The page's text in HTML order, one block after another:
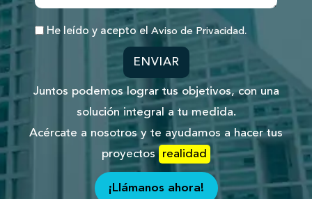
He leído y acepto el Aviso de Privacidad.
ENVIAR
Juntos podemos lograr tus objetivos, con una
solución integral a tu medida.
Acércate a nosotros y te ayudamos a hacer tus
proyectos realidad
¡Llámanos ahora!